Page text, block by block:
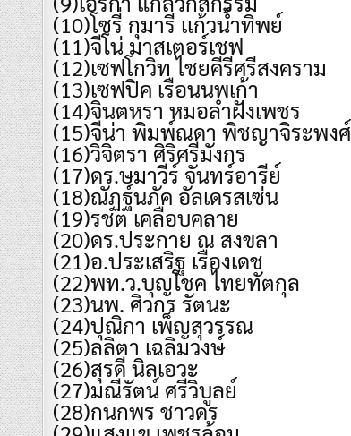
(10)โซรี่ กุมารี เเก้วน้ำทิพย์
(11)จีโน่ มาสเตอร์เชฟ
(12)เซฟโกวิท ไชยคีรีศรีสงคราม
(13)เซฟปิค เรือนนพเก้า
(14)จินตหรา หมอลำฝังเพชร
(15)จีน่า พิมพ์ณดา พิชญาจิระพงศ์
(16)วิจิตรา ศิริศรีมังกร
(17)ดร.ษมาวีร์ จันทร์อารีย์
(18)ณัฏฐ์นภัค อัลเดรสเซ่น
(19)รชต เคลือบคลาย
(20)ดร.ประกาย ณ สงขลา
(21)อ.ประเสริฐ​ เรืองเดช​
(22)พท.ว.บุญโชค​ ​ไทยทัตกุล
(23)นพ. ศิวกร รัตนะ
(24)ปุ​ณิกา​ เพ็ญ​สุวรรณ
(25)ลลิตา เฉลิมวงษ์
(26)สุรดี นิลเอวะ
(27)มณีรัตน์​ ศรี​วิบูลย์​
(28)กนกพร ชาวดร